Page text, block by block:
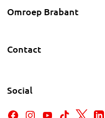
Omroep Brabant
Contact
Social